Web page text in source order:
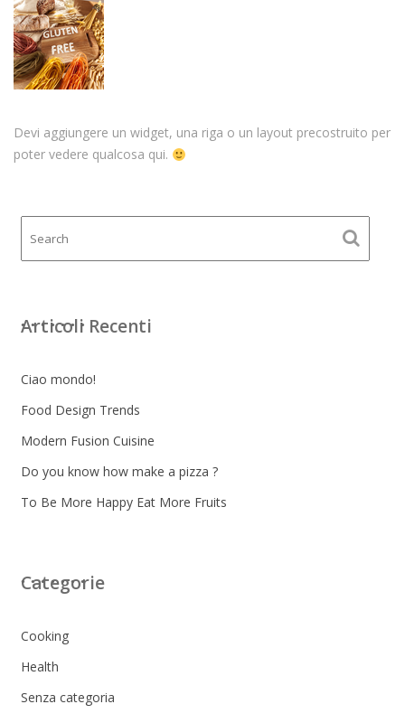
Devi aggiungere un widget, una riga o un layout precostruito per
poter vedere qualcosa qui.
Articoli Recenti
Ciao mondo!
Food Design Trends
Modern Fusion Cuisine
Do you know how make a pizza ?
To Be More Happy Eat More Fruits
Categorie
Cooking
Health
Senza categoria